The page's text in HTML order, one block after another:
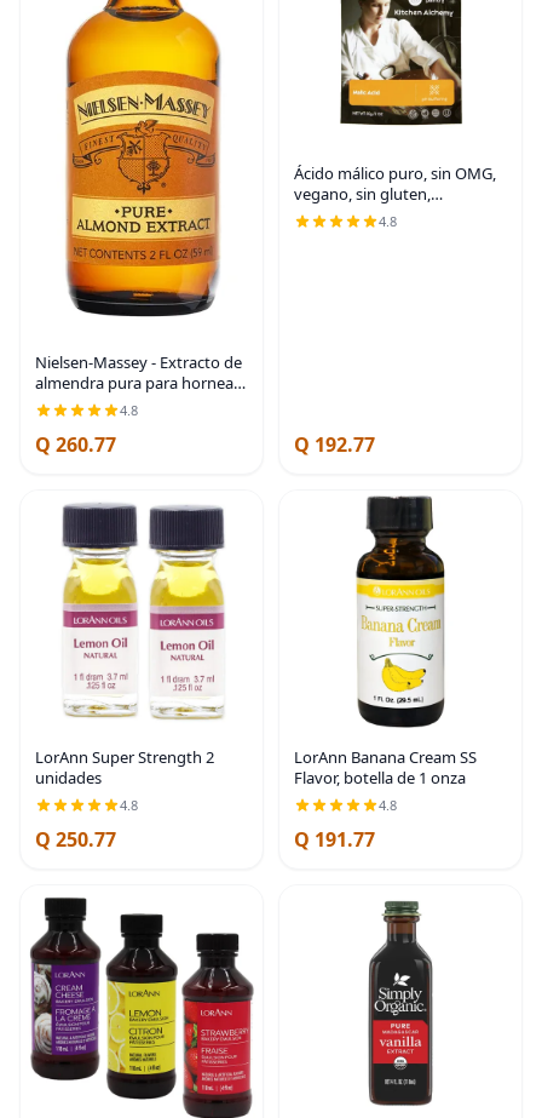
Nielsen-Massey - Extracto de
almendra pura para hornear
y cocinar, botella de 2 onzas
con caja de regalo
4.8
Q 260.77
Ácido málico puro, sin OMG,
vegano, sin gluten,
certificado OU Kosher, 50 g/2
oz
4.8
Q 192.77
LorAnn Super Strength 2
unidades
4.8
Q 250.77
LorAnn Banana Cream SS
Flavor, botella de 1 onza
4.8
Q 191.77